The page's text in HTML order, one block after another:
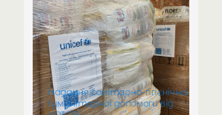
Надання санітарно-гігієнічної
гуманітарної допомоги від